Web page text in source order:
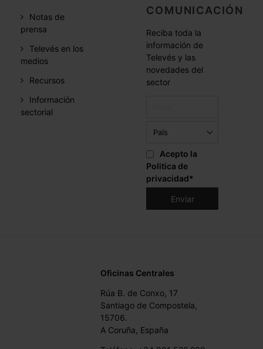
Notas de
prensa
Televés en los
medios
Recursos
Información
sectorial
COMUNICACIÓN
Reciba toda la
información de
Televés y las
novedades del
sector
Acepto la
Politica de
privacidad*
Oficinas Centrales
Rúa B. de Conxo, 17
Santiago de Compostela,
15706.
A Coruña, España